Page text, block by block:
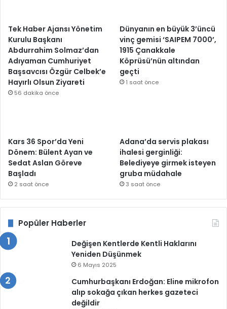
Tek Haber Ajansı Yönetim
Kurulu Başkanı
Abdurrahim Solmaz’dan
Adıyaman Cumhuriyet
Başsavcısı Özgür Celbek’e
Hayırlı Olsun Ziyareti
56 dakika önce
Dünyanın en büyük 3’üncü
vinç gemisi ‘SAIPEM 7000’,
1915 Çanakkale
Köprüsü’nün altından
geçti
1 saat önce
Kars 36 Spor’da Yeni
Dönem: Bülent Ayan ve
Sedat Aslan Göreve
Başladı
2 saat önce
Adana’da servis plakası
ihalesi gerginliği:
Belediyeye girmek isteyen
gruba müdahale
3 saat önce
Popüler Haberler
Değişen Kentlerde Kentli Haklarını
Yeniden Düşünmek
6 Mayıs 2025
Cumhurbaşkanı Erdoğan: Eline mikrofon
alıp sokağa çıkan herkes gazeteci
değildir